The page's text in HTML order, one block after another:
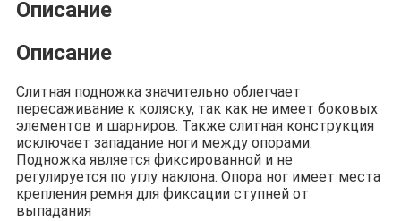
Описание
Описание
Слитная подножка значительно облегчает
пересаживание к коляску, так как не имеет боковых
элементов и шарниров. Также слитная конструкция
исключает западание ноги между опорами.
Подножка является фиксированной и не
регулируется по углу наклона. Опора ног имеет места
крепления ремня для фиксации ступней от
выпадания